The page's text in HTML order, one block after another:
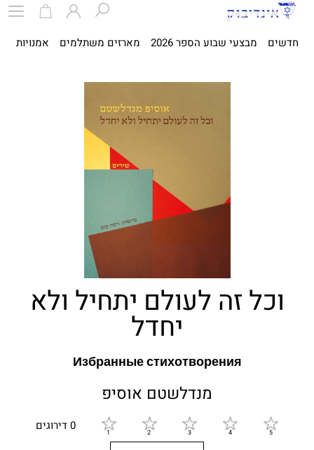
חדשים מבצעי שבוע הספר 2026 מארזים משתלמים אמנויות
וכל זה לעולם יתחיל ולא
יחדל
Избранные стихотворения
מנדלשטם אוסיפ
0 דירוגים